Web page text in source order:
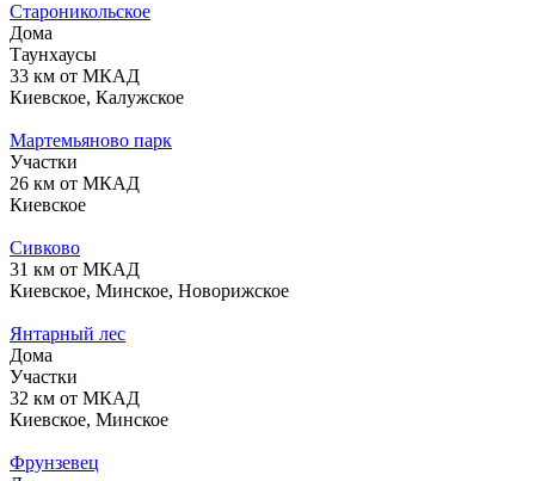
Староникольское
Дома
Таунхаусы
33 км от МКАД
Киевское, Калужское
Мартемьяново парк
Участки
26 км от МКАД
Киевское
Сивково
31 км от МКАД
Киевское, Минское, Новорижское
Янтарный лес
Дома
Участки
32 км от МКАД
Киевское, Минское
Фрунзевец